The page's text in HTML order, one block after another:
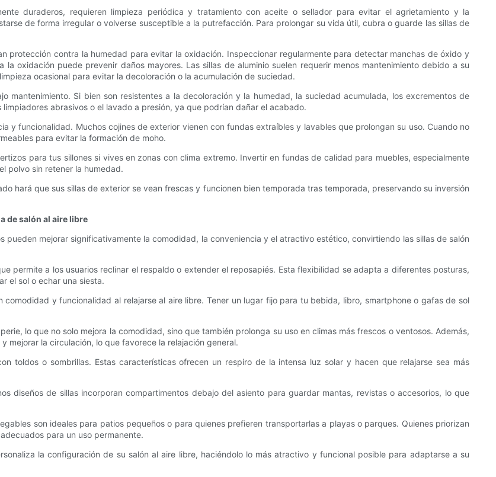
duraderos, requieren limpieza periódica y tratamiento con aceite o sellador para evitar el agrietamiento y la
de forma irregular o volverse susceptible a la putrefacción. Para prolongar su vida útil, cubra o guarde las sillas de
protección contra la humedad para evitar la oxidación. Inspeccionar regularmente para detectar manchas de óxido y
oxidación puede prevenir daños mayores. Las sillas de aluminio suelen requerir menos mantenimiento debido a su
ocasional para evitar la decoloración o la acumulación de suciedad.
mantenimiento. Si bien son resistentes a la decoloración y la humedad, la suciedad acumulada, los excrementos de
abrasivos o el lavado a presión, ya que podrían dañar el acabado.
y funcionalidad. Muchos cojines de exterior vienen con fundas extraíbles y lavables que prolongan su uso. Cuando no
para evitar la formación de moho.
para tus sillones si vives en zonas con clima extremo. Invertir en fundas de calidad para muebles, especialmente
polvo sin retener la humedad.
hará que sus sillas de exterior se vean frescas y funcionen bien temporada tras temporada, preservando su inversión
de salón al aire libre
pueden mejorar significativamente la comodidad, la conveniencia y el atractivo estético, convirtiendo las sillas de salón
permite a los usuarios reclinar el respaldo o extender el reposapiés. Esta flexibilidad se adapta a diferentes posturas,
el sol o echar una siesta.
y funcionalidad al relajarse al aire libre. Tener un lugar fijo para tu bebida, libro, smartphone o gafas de sol
lo que no solo mejora la comodidad, sino que también prolonga su uso en climas más frescos o ventosos. Además,
mejorar la circulación, lo que favorece la relajación general.
toldos o sombrillas. Estas características ofrecen un respiro de la intensa luz solar y hacen que relajarse sea más
diseños de sillas incorporan compartimentos debajo del asiento para guardar mantas, revistas o accesorios, lo que
son ideales para patios pequeños o para quienes prefieren transportarlas a playas o parques. Quienes priorizan
para un uso permanente.
la configuración de su salón al aire libre, haciéndolo lo más atractivo y funcional posible para adaptarse a su